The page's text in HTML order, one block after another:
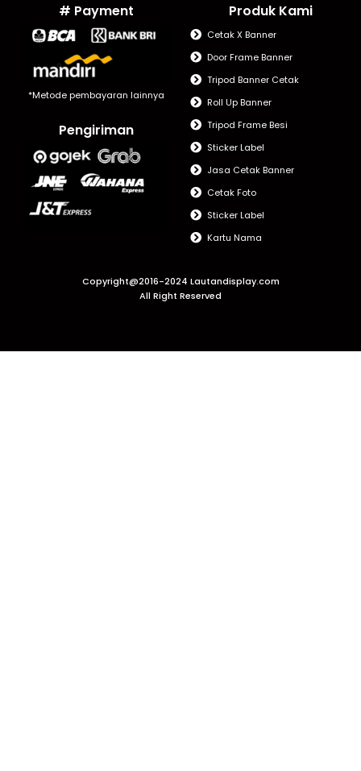
# Payment
*Metode pembayaran lainnya
Pengiriman
Produk Kami
Cetak X Banner
Door Frame Banner
Tripod Banner Cetak
Roll Up Banner
Tripod Frame Besi
Sticker Label
Jasa Cetak Banner
Cetak Foto
Sticker Label
Kartu Nama
Copyright@2016-2024 Lautandisplay.com
All Right Reserved